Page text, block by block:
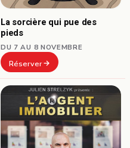
La sorcière qui pue des
pieds
DU 7 AU 8 NOVEMBRE
Réserver